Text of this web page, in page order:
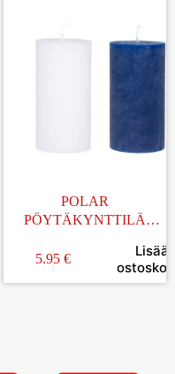
POLAR
PÖYTÄKYNTTILÄ
6,8x13CM 2KPL
5.95 €
Lisää